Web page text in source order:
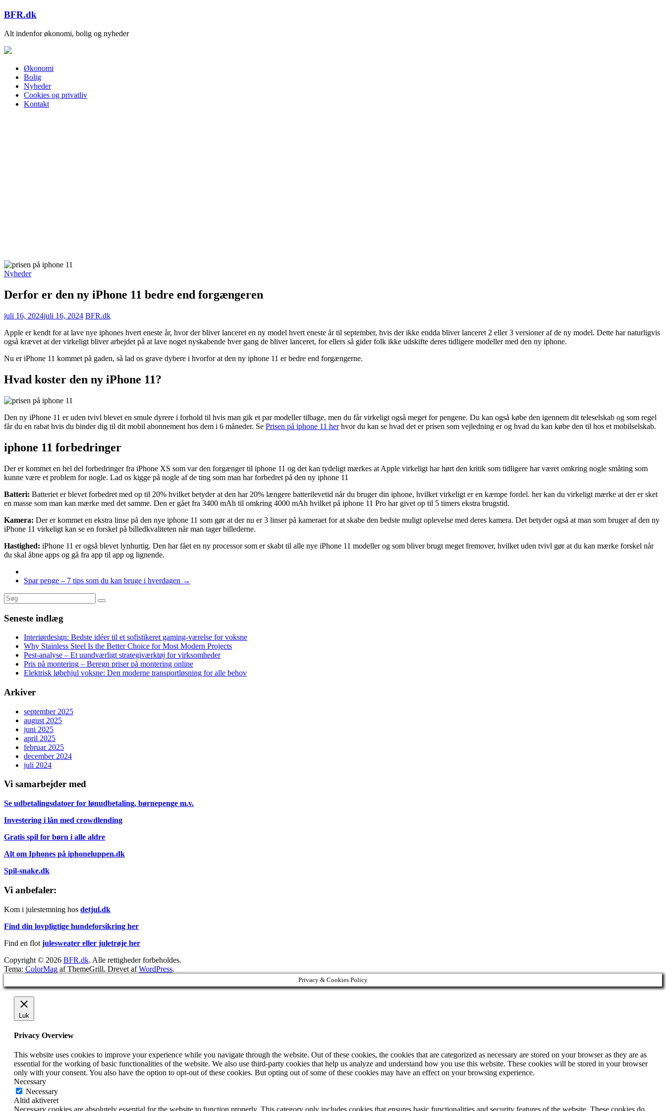
Skip
content
BFR.dk
Alt indenfor økonomi, bolig og nyheder
Økonomi
Bolig
Nyheder
Cookies og privatliv
Kontakt
Nyheder
Derfor er den ny iPhone 11 bedre end forgængeren
juli 16, 2024juli 16, 2024 BFR.dk
Apple er kendt for at lave nye iphones hvert eneste år, hvor der bliver lanceret en ny model hvert eneste år til september, hvis der ikke endda bliver lanceret 2 eller 3 versioner af de ny model. Dette har naturligvis
også krævet at der virkeligt bliver arbejdet på at lave noget nyskabende hver gang de bliver lanceret, for ellers så gider folk ikke udskifte deres tidligere modeller med den ny iphone.
Nu er iPhone 11 kommet på gaden, så lad os grave dybere i hvorfor at den ny iphone 11 er bedre end forgængerne.
Hvad koster den ny iPhone 11?
Den ny iPhone 11 er uden tvivl blevet en smule dyrere i forhold til hvis man gik et par modeller tilbage, men du får virkeligt også meget for pengene. Du kan også købe den igennem dit teleselskab og som regel
får du en rabat hvis du binder dig til dit mobil abonnement hos dem i 6 måneder. Se Prisen på iphone 11 herhvor du kan se hvad det er prisen som vejledning er og hvad du kan købe den til hos et mobilselskab.
iphone 11 forbedringer
Der er kommet en hel del forbedringer fra iPhone XS som var den forgænger til iphone 11 og det kan tydeligt mærkes at Apple virkeligt har hørt den kritik som tidligere har været omkring nogle småting som
kunne være et problem for nogle. Lad os kigge på nogle af de ting som man har forbedret på den ny iphone 11
Batteri: Batteriet er blevet forbedret med op til 20% hvilket betyder at den har 20% længere batterilevetid når du bruger din iphone, hvilket virkeligt er en kæmpe fordel. her kan du virkeligt mærke at der er sket
en masse som man kan mærke med det samme. Den er gået fra 3400 mAh til omkring 4000 mAh hvilket på iphone 11 Pro har givet op til 5 timers ekstra brugstid.
Kamera: Der er kommet en ekstra linse på den nye iphone 11 som gør at der nu er 3 linser på kameraet for at skabe den bedste muligt oplevelse med deres kamera. Det betyder også at man som bruger af den ny
iPhone 11 virkeligt kan se en forskel på billedkvaliteten når man tager billederne.
Hastighed: iPhone 11 er også blevet lynhurtig. Den har fået en ny processor som er skabt til alle nye iPhone 11 modeller og som bliver brugt meget fremover, hvilket uden tvivl gør at du kan mærke forskel når
du skal åbne apps og gå fra app til app og lignende.
Spar penge – 7 tips som du kan bruge i hverdagen →
Seneste indlæg
Interiørdesign: Bedste idéer til et sofistikeret gaming-værelse for voksne
Why Stainless Steel Is the Better Choice for Most Modern Projects
Pest-analyse – Et uundværligt strategiværktøj for virksomheder
Pris på montering – Beregn priser på montering online
Elektrisk løbehjul voksne: Den moderne transportløsning for alle behov
Arkiver
september 2025
august 2025
juni 2025
april 2025
februar 2025
december 2024
juli 2024
Vi samarbejder med
Se udbetalingsdatoer for lønudbetaling, børnepenge m.v.
Investering i lån med crowdlending
Gratis spil for børn i alle aldre
Alt om Iphones på iphoneluppen.dk
Spil-snake.dk
Vi anbefaler:
Kom i julestemning hos detjul.dk
Find din lovpligtige hundeforsikring her
Find en flot julesweater eller juletrøje her
Copyright © 2026 BFR.dk. Alle rettigheder forbeholdes.
Tema: ColorMag af ThemeGrill. Drevet afWordPress.
Privacy & Cookies Policy
Luk
Privacy Overview
This website uses cookies to improve your experience while you navigate through the website. Out of these cookies, the cookies that are categorized as necessary are stored on your browser as they are as
essential for the working of basic functionalities of the website. We also use third-party cookies that help us analyze and understand how you use this website. These cookies will be stored in your browser
only with your consent. You also have the option to opt-out of these cookies. But opting out of some of these cookies may have an effect on your browsing experience.
Necessary
Necessary
Altid aktiveret